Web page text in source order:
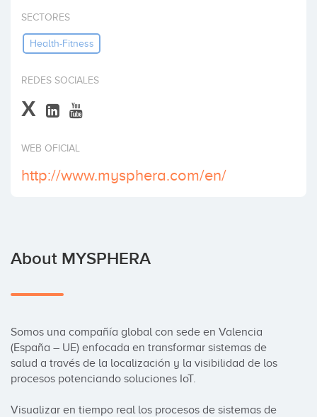
Invest
SECTORES
Health-Fitness
REDES SOCIALES
X
WEB OFICIAL
http://www.mysphera.com/en/
About MYSPHERA
Somos una compañía global con sede en Valencia
(España – UE) enfocada en transformar sistemas de
salud a través de la localización y la visibilidad de los
procesos potenciando soluciones IoT.
Visualizar en tiempo real los procesos de sistemas de